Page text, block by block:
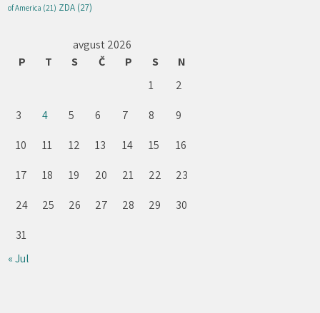
of America (21) ZDA (27)
avgust 2026
P
T S Č P S
N
1
2
3
4 5 6 7 8
9
10
11 12 13 14 15
16
17
18 19 20 21 22
23
24
25 26 27 28 29
30
31
« Jul